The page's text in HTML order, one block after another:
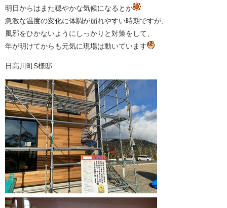
明日からはまた穏やかな気候になるとか
急激な温度の変化に体調が崩れやすい時期ですが、
風邪をひかないようにしっかりと対策をして、
年が明けてからも元気に現場は動いています
日高川町S様邸